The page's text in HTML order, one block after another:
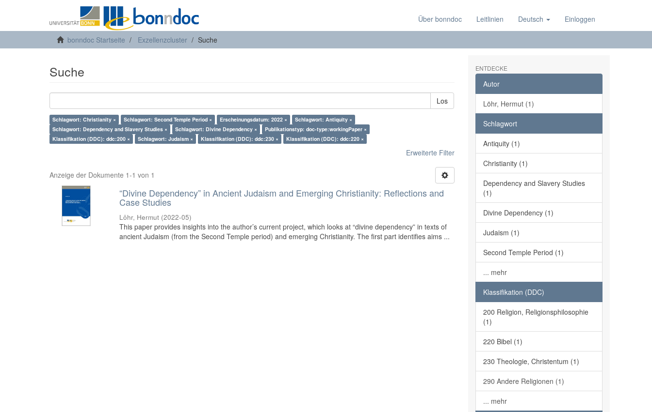
Über bonndoc Leitlinien Deutsch Einloggen
bonndoc Startseite Exzellenzcluster Suche
Suche
Los
Schlagwort: Christianity × Schlagwort: Second Temple Period × Erscheinungsdatum: 2022 ×
Schlagwort: Antiquity ×
Schlagwort: Dependency and Slavery Studies ×
Schlagwort: Divine Dependency ×
Publikationstyp: doc-type:workingPaper ×
Klassifikation (DDC): ddc:200 ×
Schlagwort: Judaism × Klassifikation (DDC): ddc:230 × Klassifikation (DDC): ddc:220 ×
Erweiterte Filter
Anzeige der Dokumente 1-1 von 1
“Divine Dependency” in Ancient Judaism and Emerging Christianity: Reflections and
Case Studies
Löhr, Hermut (2022-05)
This paper provides insights into the author’s current project, which looks at “divine dependency” in texts of
ancient Judaism (from the Second Temple period) and emerging Christianity. The first part identifies aims ...
ENTDECKE
Autor
Löhr, Hermut (1)
Schlagwort
Antiquity (1)
Christianity (1)
Dependency and Slavery Studies
(1)
Divine Dependency (1)
Judaism (1)
Second Temple Period (1)
... mehr
Klassifikation (DDC)
200 Religion, Religionsphilosophie
(1)
220 Bibel (1)
230 Theologie, Christentum (1)
290 Andere Religionen (1)
... mehr